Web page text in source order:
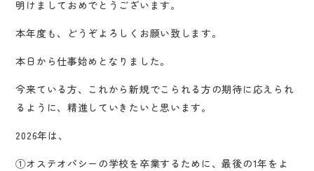
明けましておめでとうございます。
本年度も、どうぞよろしくお願い致します。
本日から仕事始めとなりました。
今来ている方、これから新規でこられる方の期待に応えられ
るように、精進していきたいと思います。
2026年は、
①オステオパシーの学校を卒業するために、最後の1年をよ